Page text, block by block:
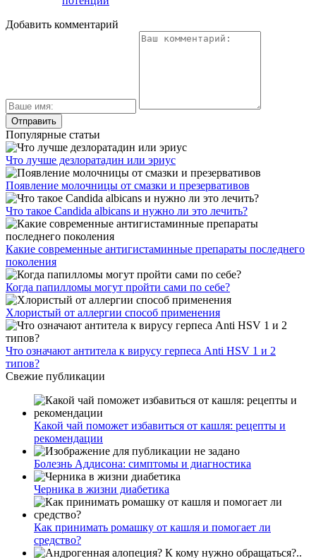
Добавить комментарий
Популярные статьи
Что лучше дезлоратадин или эриус
Появление молочницы от смазки и презервативов
Что такое Candida albicans и нужно ли это лечить?
Какие современные антигистаминные препараты последнего
поколения
Когда папилломы могут пройти сами по себе?
Хлористый от аллергии способ применения
Что означают антитела к вирусу герпеса Anti HSV 1 и 2
типов?
Свежие публикации
Какой чай поможет избавиться от кашля: рецепты и
рекомендации
Болезнь Аддисона: симптомы и диагностика
Черника в жизни диабетика
Как принимать ромашку от кашля и помогает ли
средство?